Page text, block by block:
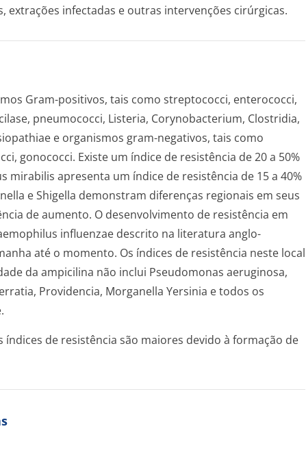
extrações infectadas e outras intervenções cirúrgicas.
Gram-positivos, tais como streptococci, enterococci,
pneumococci, Listeria, Corynobacterium, Clostridia,
e organismos gram-negativos, tais como
gonococci. Existe um índice de resistência de 20 a 50%
mirabilis apresenta um índice de resistência de 15 a 40%
e Shigella demonstram diferenças regionais em seus
de aumento. O desenvolvimento de resistência em
influenzae descrito na literatura anglo-
até o momento. Os índices de resistência neste local
da ampicilina não inclui Pseudomonas aeruginosa,
Providencia, Morganella Yersinia e todos os
de resistência são maiores devido à formação de